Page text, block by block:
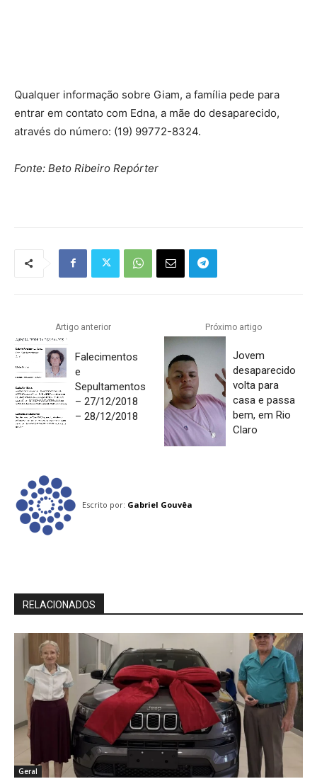
Qualquer informação sobre Giam, a família pede para
entrar em contato com Edna, a mãe do desaparecido,
através do número: (19) 99772-8324.
Fonte: Beto Ribeiro Repórter
Artigo anterior
Falecimentos
e
Sepultamentos
– 27/12/2018
– 28/12/2018
Próximo artigo
Jovem
desaparecido
volta para
casa e passa
bem, em Rio
Claro
Escrito por: Gabriel Gouvêa
RELACIONADOS
Geral